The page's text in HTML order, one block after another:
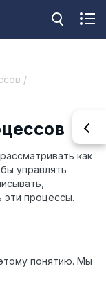
/
как
управлять
эти процессы.
понятию. Мы